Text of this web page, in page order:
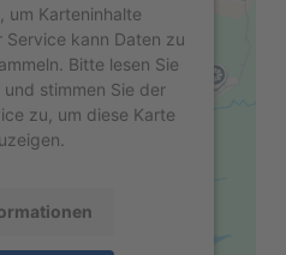
um Karteninhalte
Service kann Daten zu
Bitte lesen Sie
stimmen Sie der
zu, um diese Karte